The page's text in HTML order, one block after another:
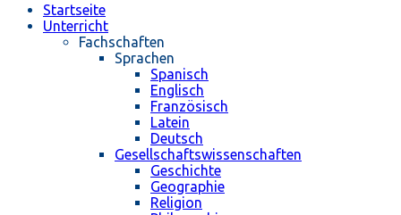
Startseite
Unterricht
Fachschaften
Sprachen
Spanisch
Englisch
Französisch
Latein
Deutsch
Gesellschaftswissenschaften
Geschichte
Geographie
Religion